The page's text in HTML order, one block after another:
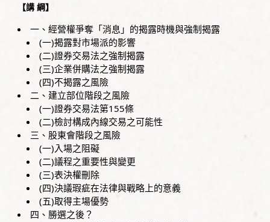
【講 綱】
一、經營權爭奪「消息」的揭露時機與強制揭露
(一)揭露對市場派的影響
(二)證券交易法之強制揭露
(三)企業併購法之強制揭露
(四)不揭露之風險
二、建立部位階段之風險
(一)證券交易法第155條
(二)檢討構成內線交易之可能性
三、股東會階段之風險
(一)入場之阻礙
(二)議程之重要性與變更
(三)表決權刪除
(四)決議瑕疵在法律與戰略上的意義
(五)取得主場優勢
四、勝選之後？